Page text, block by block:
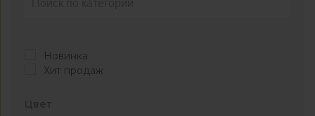
Новинка
Хит продаж